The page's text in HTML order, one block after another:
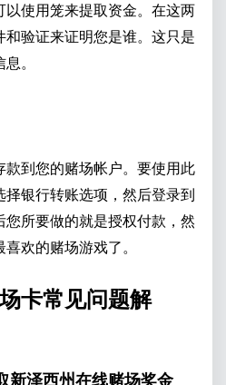
使用笼来提取资金。在这两
验证来证明您是谁。这只是
。
到您的赌场帐户。要使用此
银行转账选项，然后登录到
所要做的就是授权付款，然
欢的赌场游戏了。
卡常见问题解
新泽西州在线赌场奖金